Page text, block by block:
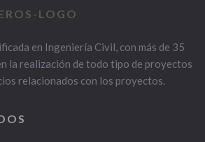
en Ingeniería Civil, con más de 35
la realización de todo tipo de proyectos
relacionados con los proyectos.